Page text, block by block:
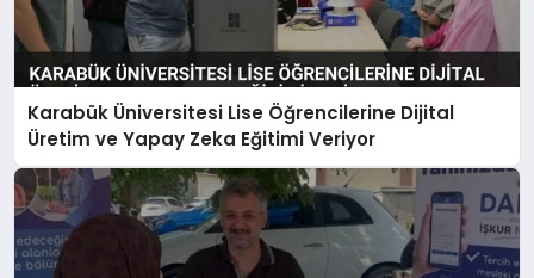
Karabük Üniversitesi Lise Öğrencilerine Dijital
Üretim ve Yapay Zeka Eğitimi Veriyor